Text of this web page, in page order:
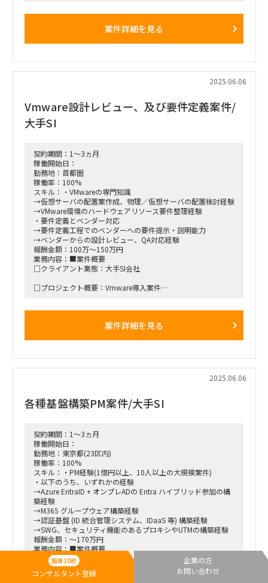
□作業内容：NW、クラウド、ゼロトラ、認証、MS365等の設
案件詳細を見る
2025.06.06
Vmware設計レビュー、及び要件定義案件/
大手SI
契約期間：1～3ヵ月
稼働開始日：
勤務地：首都圏
稼働率：100%
スキル：・VMwareの専門知識
→仮想サーバの配置案作成、物理／仮想サーバの配置検討経験
→VMware環境のハードウェアリソース要件整理経験
・要件定義とベンダー対応
→要件定義工程でのベンダーへの要件提示・説明能力
→ベンダーからの設計レビュー、QA対応経験
報酬金額：100万～150万円
業務内容：■案件概要
□クライアント業態：大手SI会社
□プロジェクト概要：Vmware導入案件
■働き方/勤務場所：京王堀之内駅(常駐のみ)
案件詳細を見る
2025.06.06
各種基盤構築PM案件/大手SI
契約期間：1～3ヵ月
稼働開始日：
勤務地：東京都(23区内)
稼働率：100%
スキル：・PM経験(1億円以上、10人以上の大規模案件)
・以下のうち、いずれかの経験
→Azure EntraID + オンプレADの Entra ハイブリッド参加の構
築経験
→M365 グループウェア構築経験
→認証基盤 (ID 統合管理システム、IDaaS 等) 構築経験
→SWG、セキュリティ機能のあるプロキシやUTMの構築経験
報酬金額：～170万円
業務内容：■案件概要
□クライアント業態：大手SI
簡単10秒
コンサルタント登録
企業の方
お問い合わせ